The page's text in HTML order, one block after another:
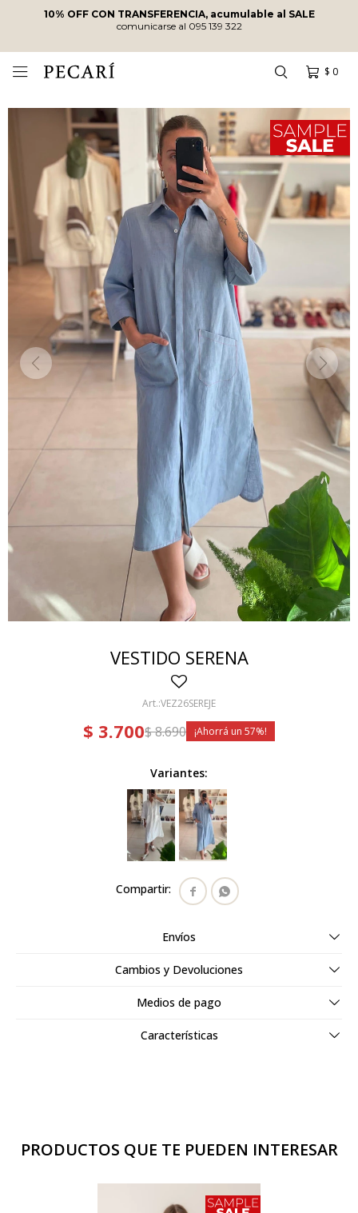
10% OFF CON TRANSFERENCIA, acumulable al SALE
comunicarse al 095 139 322
$ 0

VESTIDO SERENA
VEZ26SEREJE
$ 3.700$8.690 57
Variantes:
 
Envíos
Cambios y Devoluciones
Medios de pago
Características
PRODUCTOS QUE TE PUEDEN INTERESAR